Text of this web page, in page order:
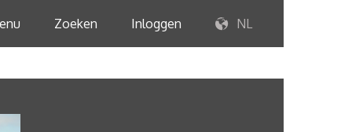
Zoeken Inloggen NL